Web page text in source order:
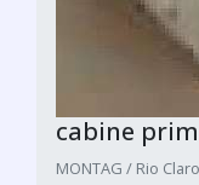
cabine
MONTAG / Rio